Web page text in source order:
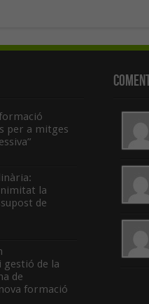
per a mitges
la
de
gestió de la
de
formació